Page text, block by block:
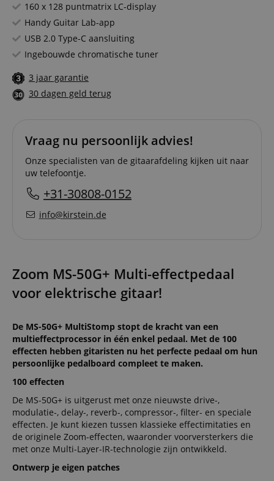
160 x 128 puntmatrix LC-display
Handy Guitar Lab-app
USB 2.0 Type-C aansluiting
Ingebouwde chromatische tuner
3 jaar garantie
30 dagen geld terug
Vraag nu persoonlijk advies!
Onze specialisten van de gitaarafdeling kijken uit naar
uw telefoontje.
+31-30808-0152
info@kirstein.de
Zoom MS-50G+ Multi-effectpedaal
voor elektrische gitaar!
De MS-50G+ MultiStomp stopt de kracht van een
multieffectprocessor in één enkel pedaal. Met de 100
effecten hebben gitaristen nu het perfecte pedaal om hun
persoonlijke pedalboard compleet te maken.
100 effecten
De MS-50G+ is uitgerust met onze nieuwste drive-,
modulatie-, delay-, reverb-, compressor-, filter- en speciale
effecten. Je kunt kiezen tussen klassieke effectimitaties en
de originele Zoom-effecten, waaronder voorversterkers die
met onze Multi-Layer-IR-technologie zijn ontwikkeld.
Ontwerp je eigen patches